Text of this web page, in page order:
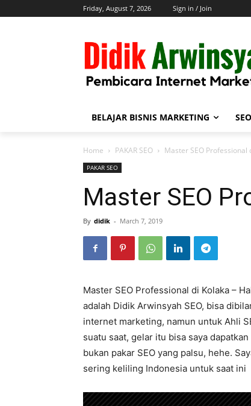
Friday, August 7, 2026 Sign in / Join
BELAJAR BISNIS MARKETING SEO
Home PAKAR SEO Master SEO Professional
PAKAR SEO
Master SEO
By didik - March 7, 2019
Master SEO Professional di Kolaka –
adalah Didik Arwinsyah SEO, bisa
internet marketing, namun untuk Ahli
suatu saat, gelar itu bisa saya
bukan pakar SEO yang palsu, hehe.
sering keliling Indonesia untuk saat ini